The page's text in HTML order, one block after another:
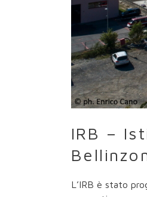
IRB –
L’IRB è stato